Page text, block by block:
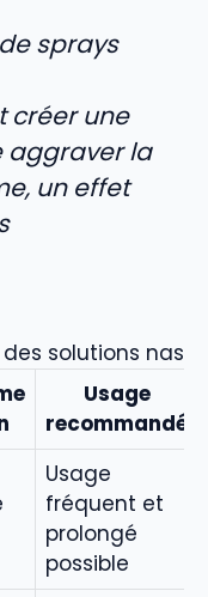
sprays
créer une
aggraver la
un effet
solutions
Usage
recommandé
Usage
fréquent et
prolongé
possible